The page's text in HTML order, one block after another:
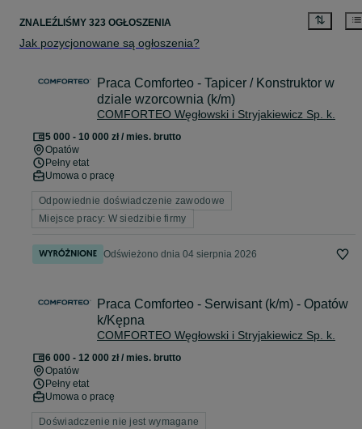
ZNALEŹLIŚMY 323 OGŁOSZENIA
Jak pozycjonowane są ogłoszenia?
Praca Comforteo - Tapicer / Konstruktor w
dziale wzorcownia (k/m)
COMFORTEO Węgłowski i Stryjakiewicz Sp. k.
5 000 - 10 000 zł / mies. brutto
Opatów
Pełny etat
Umowa o pracę
Odpowiednie doświadczenie zawodowe
Miejsce pracy: W siedzibie firmy
Odświeżono dnia 04 sierpnia 2026
Praca Comforteo - Serwisant (k/m) - Opatów
k/Kępna
COMFORTEO Węgłowski i Stryjakiewicz Sp. k.
6 000 - 12 000 zł / mies. brutto
Opatów
Pełny etat
Umowa o pracę
Doświadczenie nie jest wymagane